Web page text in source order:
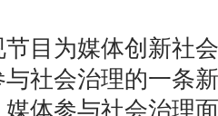
为媒体创新社会
社会治理的一条
体参与社会治理